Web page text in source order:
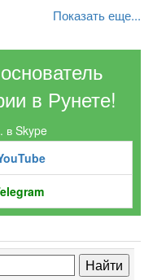
Показать еще...
в Рунете!
в Skype